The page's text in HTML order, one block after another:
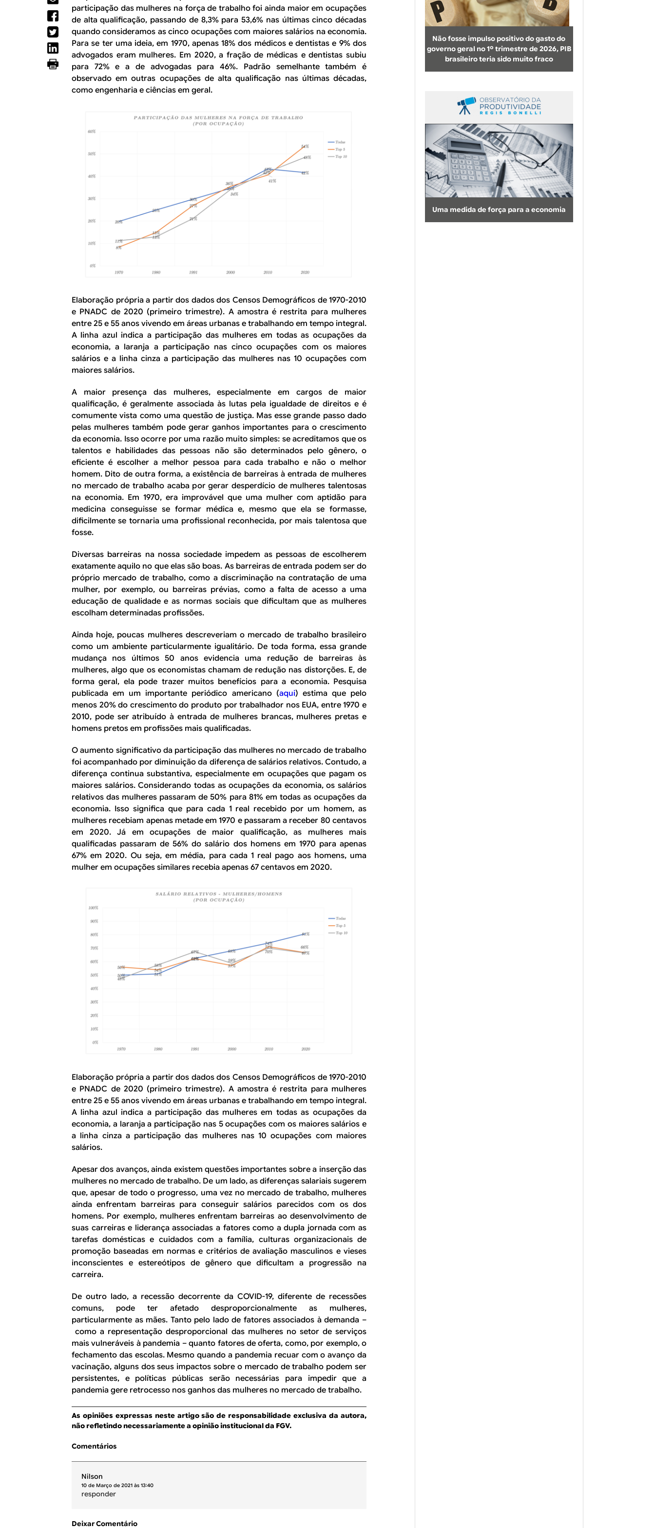
E
b
u
s
c
a
a
l
participação das mulheres na força de trabalho foi ainda maior em ocupações
de alta qualificação, passando de 8,3% para 53,6% nas últimas cinco décadas
quando consideramos as cinco ocupações com maiores salários na economia.
Para se ter uma ideia, em 1970, apenas 18% dos médicos e dentistas e 9% dos
advogados eram mulheres. Em 2020, a fração de médicas e dentistas subiu
para 72% e a de advogadas para 46%. Padrão semelhante também é
observado em outras ocupações de alta qualificação nas últimas décadas,
como engenharia e ciências em geral.
Elaboração própria a partir dos dados dos Censos Demográficos de 1970-2010
e PNADC de 2020 (primeiro trimestre). A amostra é restrita para mulheres
entre 25 e 55 anos vivendo em áreas urbanas e trabalhando em tempo integral.
A linha azul indica a participação das mulheres em todas as ocupações da
economia, a laranja a participação nas cinco ocupações com os maiores
salários e a linha cinza a participação das mulheres nas 10 ocupações com
maiores salários.
A maior presença das mulheres, especialmente em cargos de maior
qualificação, é geralmente associada às lutas pela igualdade de direitos e é
comumente vista como uma questão de justiça. Mas esse grande passo dado
pelas mulheres também pode gerar ganhos importantes para o crescimento
da economia. Isso ocorre por uma razão muito simples: se acreditamos que os
talentos e habilidades das pessoas não são determinados pelo gênero, o
eficiente é escolher a melhor pessoa para cada trabalho e não o melhor
homem. Dito de outra forma, a existência de barreiras à entrada de mulheres
no mercado de trabalho acaba por gerar desperdício de mulheres talentosas
na economia. Em 1970, era improvável que uma mulher com aptidão para
medicina conseguisse se formar médica e, mesmo que ela se formasse,
dificilmente se tornaria uma profissional reconhecida, por mais talentosa que
fosse.
Diversas barreiras na nossa sociedade impedem as pessoas de escolherem
exatamente aquilo no que elas são boas. As barreiras de entrada podem ser do
próprio mercado de trabalho, como a discriminação na contratação de uma
mulher, por exemplo, ou barreiras prévias, como a falta de acesso a uma
educação de qualidade e as normas sociais que dificultam que as mulheres
escolham determinadas profissões.
Ainda hoje, poucas mulheres descreveriam o mercado de trabalho brasileiro
como um ambiente particularmente igualitário. De toda forma, essa grande
mudança nos últimos 50 anos evidencia uma redução de barreiras às
mulheres, algo que os economistas chamam de redução nas distorções. E, de
forma geral, ela pode trazer muitos benefícios para a economia. Pesquisa
publicada em um importante periódico americano (aqui) estima que pelo
menos 20% do crescimento do produto por trabalhador nos EUA, entre 1970 e
2010, pode ser atribuído à entrada de mulheres brancas, mulheres pretas e
homens pretos em profissões mais qualificadas.
O aumento significativo da participação das mulheres no mercado de trabalho
foi acompanhado por diminuição da diferença de salários relativos. Contudo, a
diferença continua substantiva, especialmente em ocupações que pagam os
maiores salários. Considerando todas as ocupações da economia, os salários
relativos das mulheres passaram de 50% para 81% em todas as ocupações da
economia. Isso significa que para cada 1 real recebido por um homem, as
mulheres recebiam apenas metade em 1970 e passaram a receber 80 centavos
em 2020. Já em ocupações de maior qualificação, as mulheres mais
qualificadas passaram de 56% do salário dos homens em 1970 para apenas
67% em 2020. Ou seja, em média, para cada 1 real pago aos homens, uma
mulher em ocupações similares recebia apenas 67 centavos em 2020.
Elaboração própria a partir dos dados dos Censos Demográficos de 1970-2010
e PNADC de 2020 (primeiro trimestre). A amostra é restrita para mulheres
entre 25 e 55 anos vivendo em áreas urbanas e trabalhando em tempo integral.
A linha azul indica a participação das mulheres em todas as ocupações da
economia, a laranja a participação nas 5 ocupações com os maiores salários e
a linha cinza a participação das mulheres nas 10 ocupações com maiores
salários.
Apesar dos avanços, ainda existem questões importantes sobre a inserção das
mulheres no mercado de trabalho. De um lado, as diferenças salariais sugerem
que, apesar de todo o progresso, uma vez no mercado de trabalho, mulheres
ainda enfrentam barreiras para conseguir salários parecidos com os dos
homens. Por exemplo, mulheres enfrentam barreiras ao desenvolvimento de
suas carreiras e liderança associadas a fatores como a dupla jornada com as
tarefas domésticas e cuidados com a família, culturas organizacionais de
promoção baseadas em normas e critérios de avaliação masculinos e vieses
inconscientes e estereótipos de gênero que dificultam a progressão na
carreira.
De outro lado, a recessão decorrente da COVID-19, diferente de recessões
comuns, pode ter afetado desproporcionalmente as mulheres,
particularmente as mães. Tanto pelo lado de fatores associados à demanda –
como a representação desproporcional das mulheres no setor de serviços
mais vulneráveis à pandemia – quanto fatores de oferta, como, por exemplo, o
fechamento das escolas. Mesmo quando a pandemia recuar com o avanço da
vacinação, alguns dos seus impactos sobre o mercado de trabalho podem ser
persistentes, e políticas públicas serão necessárias para impedir que a
pandemia gere retrocesso nos ganhos das mulheres no mercado de trabalho.
As opiniões expressas neste artigo são de responsabilidade exclusiva da autora,
não refletindo necessariamente a opinião institucional da FGV.
Comentários
Nilson
10 de Março de 2021 às 13:40
responder
Deixar Comentário
Não fosse impulso positivo do gasto do
governo geral no 1º trimestre de 2026, PIB
brasileiro teria sido muito fraco
Uma medida de força para a economia